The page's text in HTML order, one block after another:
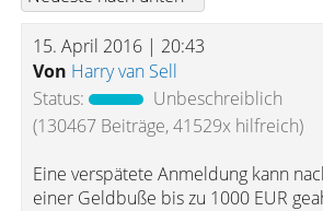
15. April 2016 | 20:43
Von Harry van Sell
Status:
Unbeschreiblich
(130467 Beiträge, 41529x hilfreich)
Eine verspätete Anmeldung kann
einer Geldbuße bis zu 1000 EUR